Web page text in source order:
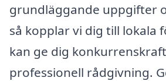
grundläggande uppgifter
så kopplar vi dig till lokala
kan ge dig
professionell rådgivning.